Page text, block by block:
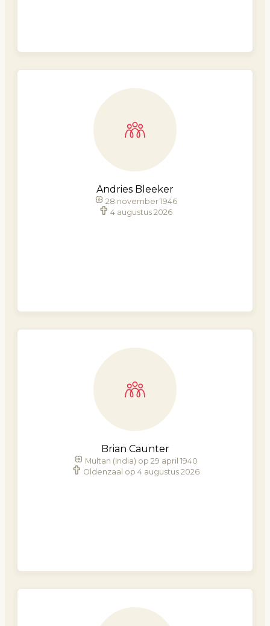
Andries Bleeker
28 november 1946
4 augustus 2026
Brian Caunter
Multan (India) op 29 april 1940
Oldenzaal op 4 augustus 2026